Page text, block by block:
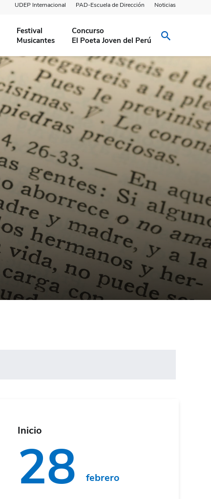
UDEP Internacional PAD-Escuela de Dirección Noticias
Festival
Musicantes
Concurso
El Poeta Joven del Perú
Inicio
28 febrero